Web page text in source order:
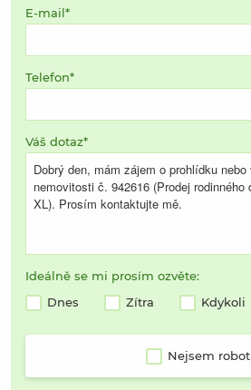
E-mail
Telefon
Váš dotaz
Ideálně se mi prosím ozvěte:
Dnes
Zítra Kdykoli
Nejsem robot